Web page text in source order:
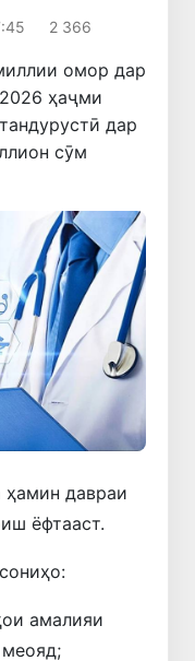
2 366
омор дар
ҳаҷми
дар
сӯм
ҳамин давраи
ёфтааст.
амалияи